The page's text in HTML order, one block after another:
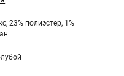
23% полиэстер, 1%